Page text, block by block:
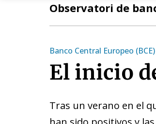
Observatori de
Banco Central Europeo (BCE)
El inicio
Tras un verano en el